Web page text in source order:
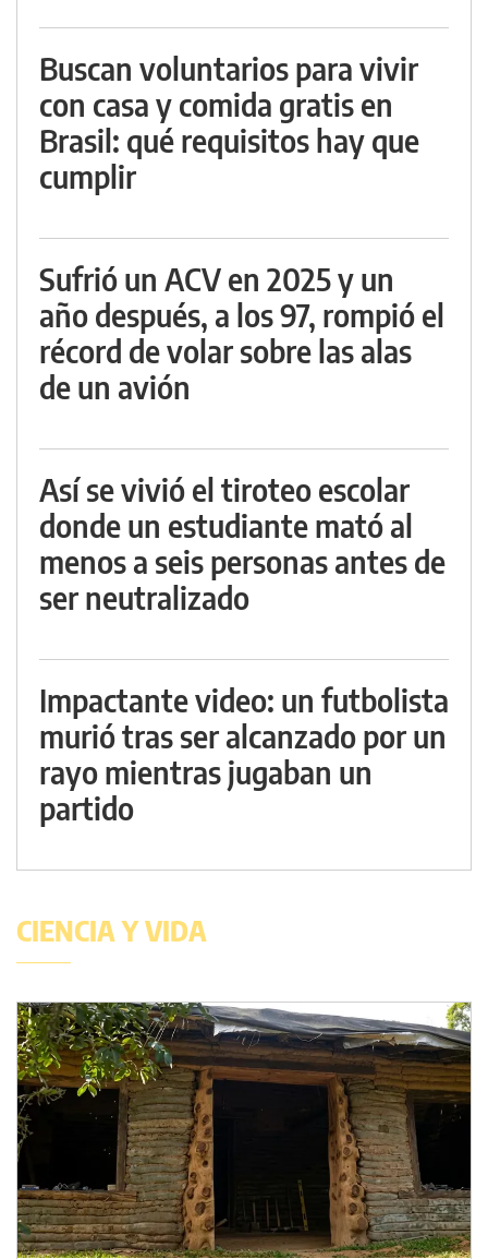
Buscan voluntarios para vivir
con casa y comida gratis en
Brasil: qué requisitos hay que
cumplir
Sufrió un ACV en 2025 y un
año después, a los 97, rompió el
récord de volar sobre las alas
de un avión
Así se vivió el tiroteo escolar
donde un estudiante mató al
menos a seis personas antes de
ser neutralizado
Impactante video: un futbolista
murió tras ser alcanzado por un
rayo mientras jugaban un
partido
CIENCIA Y VIDA